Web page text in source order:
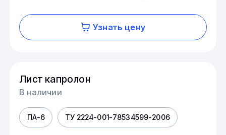
Узнать цену
Лист капролон
В наличии
ПА-6 ТУ 2224-001-78534599-2006